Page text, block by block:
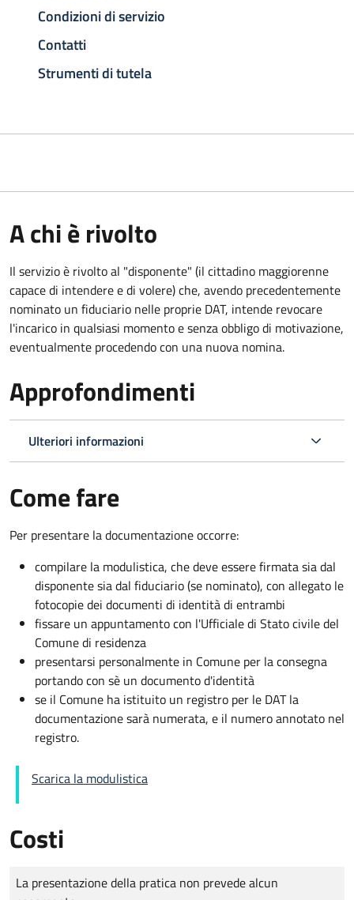
Condizioni di servizio
Contatti
Strumenti di tutela
A chi è rivolto
Il servizio è rivolto al "disponente" (il cittadino maggiorenne
capace di intendere e di volere) che, avendo precedentemente
nominato un fiduciario nelle proprie DAT, intende revocare
l'incarico in qualsiasi momento e senza obbligo di motivazione,
eventualmente procedendo con una nuova nomina.
Approfondimenti
Ulteriori informazioni
Come fare
Per presentare la documentazione occorre:
compilare la modulistica, che deve essere firmata sia dal
disponente sia dal fiduciario (se nominato), con allegato le
fotocopie dei documenti di identità di entrambi
fissare un appuntamento con l'Ufficiale di Stato civile del
Comune di residenza
presentarsi personalmente in Comune per la consegna
portando con sè un documento d'identità
se il Comune ha istituito un registro per le DAT la
documentazione sarà numerata, e il numero annotato nel
registro.
Scarica la modulistica
Costi
Tipo di pagamento
Importo
La presentazione della pratica non prevede alcun